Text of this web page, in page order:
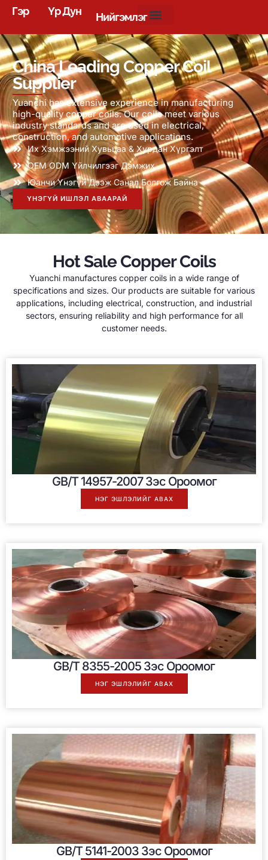
Гэр Үр Дун Нийгэмлэг
China Leading Copper Coil
Supplier
Yuanchi has extensive experience in manufacturing
high-quality copper coils.Our coils meet various
industry standards and are used in electrical,
construction,and automotive applications.
Их Хэмжээний Хувьцаа & Хурдан Хүргэлт
OEM ODM Үйлчилгээг Дэмжих
Юанчи Үнэгүй Дээж Санал Болгож Байна
ҮНЭГҮЙ ИШЛЭЛ АВААРАЙ
Hot Sale Copper Coils
Yuanchi manufactures copper coils in a wide range of
specifications and sizes. Our products are suitable for various
applications, including electrical, construction, and industrial
sectors, ensuring reliability and high performance for all
customer needs.
GB/T 14957-2007 Зэс Ороомог
НЭГ ЭШЛЭЛИЙГ АВАХ
GB/T 8355-2005 Зэс Ороомог
НЭГ ЭШЛЭЛИЙГ АВАХ
GB/T 5141-2003 Зэс Ороомог